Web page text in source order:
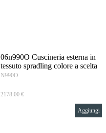
06n990O Cuscineria esterna in
tessuto spradling colore a scelta
N990O
2178.00 €
Aggiungi